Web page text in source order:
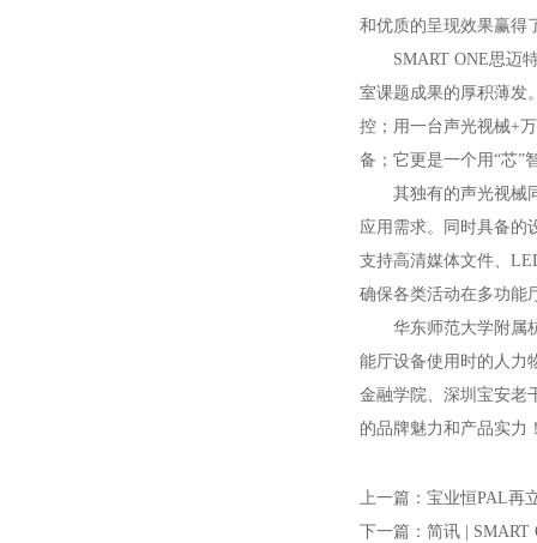
和优质的呈现效果赢得
SMART ONE思迈
室课题成果的厚积薄发
控；用一台声光视械+
备；它更是一个用“芯”
其独有的声光视械
应用需求。同时具备的
支持高清媒体文件、
确保各类活动在多功能
华东师范大学附属
能厅设备使用时的人力
金融学院、深圳宝安老
的品牌魅力和产品实力
上一篇： 宝业恒PAL再
下一篇： 简讯 | SMART